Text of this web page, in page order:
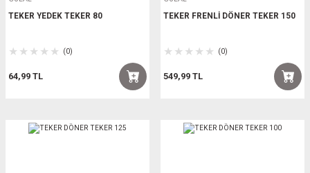
TEKER YEDEK TEKER 80
(0)
64,99 TL
TEKER FRENLİ DÖNER TEKER 150
(0)
549,99 TL